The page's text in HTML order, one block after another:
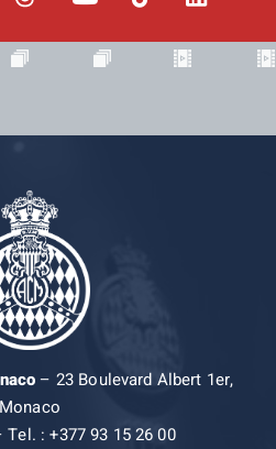
– 23 Boulevard Albert 1er,
Monaco
: +377 93 15 26 00